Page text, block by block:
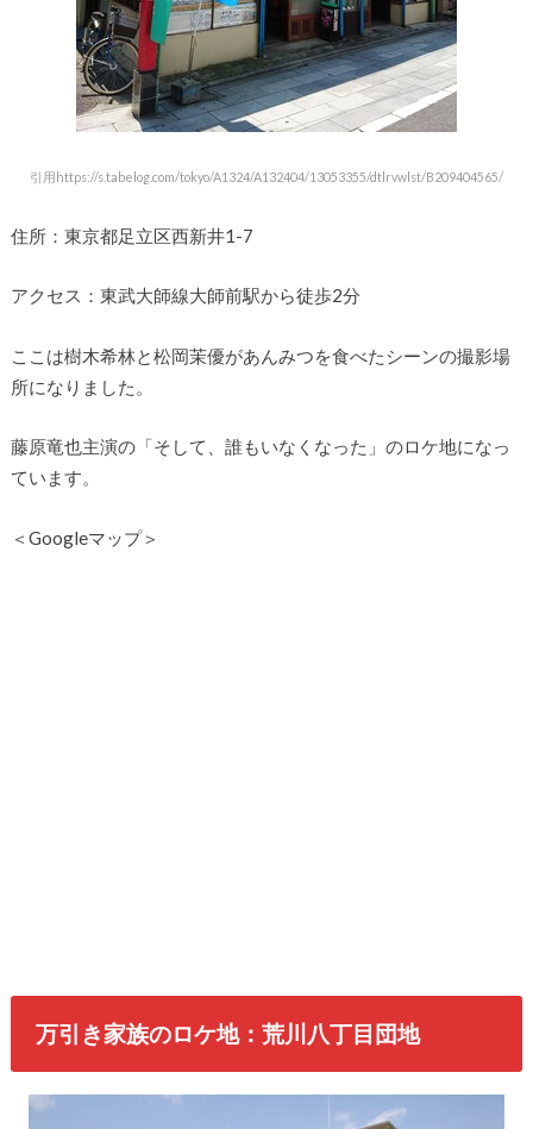
引用https://s.tabelog.com/tokyo/A1324/A132404/13053355/dtlrvwlst/B209404565/
住所：東京都足立区西新井1-7
アクセス：東武大師線大師前駅から徒歩2分
ここは樹木希林と松岡茉優があんみつを食べたシーンの撮影場
所になりました。
藤原竜也主演の「そして、誰もいなくなった」のロケ地になっ
ています。
＜Googleマップ＞
万引き家族のロケ地：荒川八丁目団地